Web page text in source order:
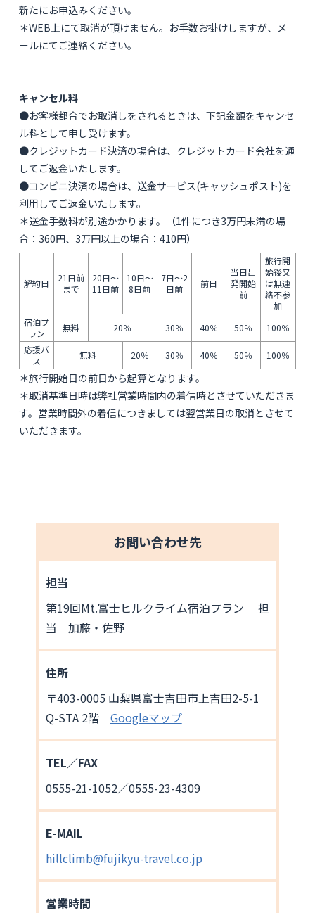
新たにお申込みください。
＊WEB上にて取消が頂けません。お手数お掛けしますが、メ
ールにてご連絡ください。
キャンセル料
●お客様都合でお取消しをされるときは、下記金額をキャンセ
ル料として申し受けます。
●クレジットカード決済の場合は、クレジットカード会社を通
してご返金いたします。
●コンビニ決済の場合は、送金サービス(キャッシュポスト)を
利用してご返金いたします。
＊送金手数料が別途かかります。（1件につき3万円未満の場
合：360円、3万円以上の場合：410円）
解約日
21日前
まで
20日～
11日前
10日～
8日前
7日～2
日前
前日
当日出
発開始
前
旅行開
始後又
は無連
絡不参
加
宿泊プ
ラン
無料 20％ 30％ 40％ 50％
100％
応援バ
ス
無料 20％ 30％ 40％ 50％ 100％
＊旅行開始日の前日から起算となります。
＊取消基準日時は弊社営業時間内の着信時とさせていただきま
す。営業時間外の着信につきましては翌営業日の取消とさせて
いただきます。
お問い合わせ先
担当
第19回Mt.富士ヒルクライム宿泊プラン 担
当 加藤・佐野
住所
〒403-0005 山梨県富士吉田市上吉田2-5-1
Q-STA 2階 Googleマップ
TEL／FAX
0555-21-1052／0555-23-4309
E-MAIL
hillclimb@fujikyu-travel.co.jp
営業時間